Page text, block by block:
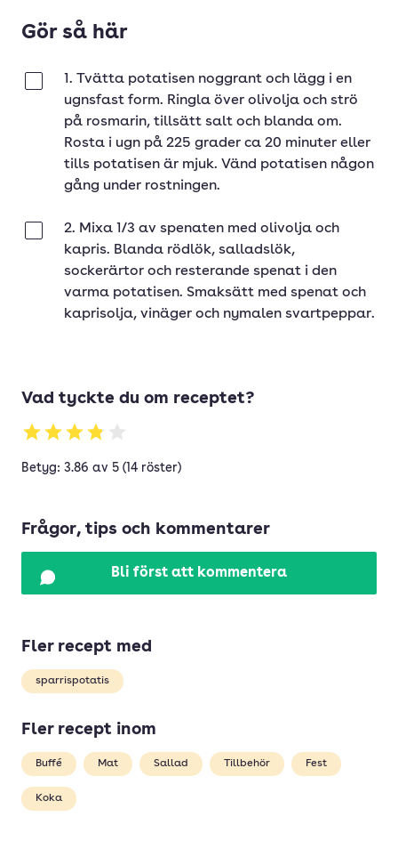
Gör så här
1. Tvätta potatisen noggrant och lägg i en
ugnsfast form. Ringla över olivolja och strö
på rosmarin, tillsätt salt och blanda om.
Rosta i ugn på 225 grader ca 20 minuter eller
tills potatisen är mjuk. Vänd potatisen någon
gång under rostningen.
2. Mixa 1/3 av spenaten med olivolja och
kapris. Blanda rödlök, salladslök,
sockerärtor och resterande spenat i den
varma potatisen. Smaksätt med spenat och
kaprisolja, vinäger och nymalen svartpeppar.
Vad tyckte du om receptet?
Betyg: 3.86 av 5 (14 röster)
Frågor, tips och kommentarer
Bli först att kommentera
Fler recept med
sparrispotatis
Fler recept inom
Buffé Mat Sallad Tillbehör Fest
Koka